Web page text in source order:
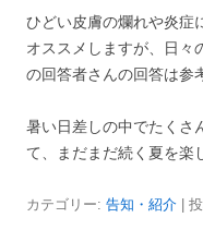
ひどい皮膚の爛れや炎症
オススメしますが、日々
の回答者さんの回答は参
暑い日差しの中でたくさ
て、まだまだ続く夏を楽
カテゴリー: 告知・紹介 |